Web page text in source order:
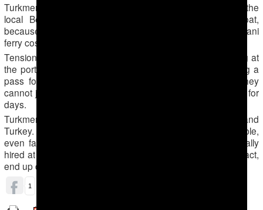
Turkmen passengers prefer sailing across the Caspian on the
local Berkarar ferry, rather than on the Azerbaijani boat,
because it is significantly cheaper. A ticket on the Azerbaijani
ferry costs $60 and can only be paid in foreign currency.
Tension and anger are palpable among the people waiting at
the port, according to sources. The obstacles to obtaining a
pass for the ferry have frustrated the locals, who say they
cannot just buy a ticket without standing in line and waiting for
days.
Turkmens travel to Baku to find work or transit to Georgia and
Turkey. Some try to remain in Azerbaijan as long as possible,
even falling into gray, illegal status. There, women, officially
hired at hairdressers, massage parlors, or restaurants, in fact,
end up doing sex work.
1